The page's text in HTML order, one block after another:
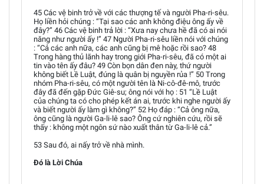
45 Các vệ binh trở về với các thượng tế và người Pha-ri-sêu.
Họ liền hỏi chúng : “Tại sao các anh không điệu ông ấy về
đây?” 46 Các vệ binh trả lời : “Xưa nay chưa hề đã có ai nói
năng như người ấy !” 47 Người Pha-ri-sêu liền nói với chúng
: “Cả các anh nữa, các anh cũng bị mê hoặc rồi sao? 48
Trong hàng thủ lãnh hay trong giới Pha-ri-sêu, đã có một ai
tin vào tên ấy đâu? 49 Còn bọn dân đen này, thứ người
không biết Lề Luật, đúng là quân bị nguyền rủa !” 50 Trong
nhóm Pha-ri-sêu, có một người tên là Ni-cô-đê-mô, trước
đây đã đến gặp Đức Giê-su; ông nói với họ : 51 “Lề Luật
của chúng ta có cho phép kết án ai, trước khi nghe người ấy
và biết người ấy làm gì không?” 52 Họ đáp : “Cả ông nữa,
ông cũng là người Ga-li-lê sao? Ông cứ nghiên cứu, rồi sẽ
thấy : không một ngôn sứ nào xuất thân từ Ga-li-lê cả.”
53 Sau đó, ai nấy trở về nhà mình.
Đó là Lời Chúa